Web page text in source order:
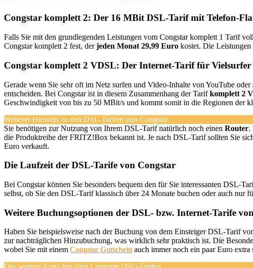
Congstar komplett 2: Der 16 MBit DSL-Tarif mit Telefon-
Falls Sie mit den grundlegenden Leistungen vom Congstar komplett 1 Tarif
Congstar komplett 2 fest, derjeden Monat 29,99 Euro kostet. Die
Congstar komplett 2 VDSL: Der Internet-Tarif für Vielsurfer
Gerade wenn Sie sehr oft im Netz surfen und Video-Inhalte von YouTube
entscheiden. Bei Congstar ist in diesem Zusammenhang der Tarifkomplett 2
Geschwindigkeit von bis zu 50 MBit/s und kommt somit in die Regionen der
Weiterer Hinweis zu den DSL-Tarifen von Congstar
Sie benötigen zur Nutzung von Ihrem DSL-Tarif natürlich noch einen Router.
die Produktreihe der FRITZ!Box bekannt ist. Je nach DSL-Tarif sollten Sie
Euro verkauft.
Die Laufzeit der DSL-Tarife von Congstar
Bei Congstar können Sie besonders bequem den für Sie interessanten DSL-
selbst, ob Sie den DSL-Tarif klassisch über 24 Monate buchen oder auch nur
Weitere Buchungsoptionen der DSL- bzw. Internet-Tarife
Haben Sie beispielsweise nach der Buchung von dem Einsteiger DSL-Tarif
zur nachträglichen Hinzubuchung, was wirklich sehr praktisch ist. Die
wobei Sie mit einem Congstar Gutschein auch immer noch ein paar Euro extra